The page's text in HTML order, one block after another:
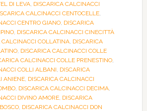
DI LEVA, DISCARICA CALCINACCI
CALCINACCI CENTOCELLE,
CENTRO GIANO, DISCARICA
, DISCARICA CALCINACCI CINECITTÀ
CALCINACCI COLLATINA, DISCARICA
, DISCARICA CALCINACCI COLLE
CALCINACCI COLLE PRENESTINO,
COLLI ALBANI, DISCARICA
ANIENE, DISCARICA CALCINACCI
, DISCARICA CALCINACCI DECIMA,
DIVINO AMORE, DISCARICA
, DISCARICA CALCINACCI DON